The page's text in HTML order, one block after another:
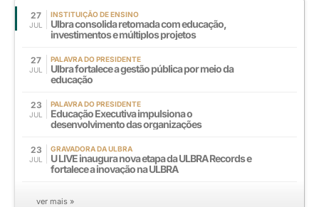
27
JUL
INSTITUIÇÃO DE ENSINO
Ulbra consolida retomada com educação,
investimentos e múltiplos projetos
27
JUL
PALAVRA DO PRESIDENTE
Ulbra fortalece a gestão pública por meio da
educação
23
JUL
PALAVRA DO PRESIDENTE
Educação Executiva impulsiona o
desenvolvimento das organizações
23
JUL
GRAVADORA DA ULBRA
U LIVE inaugura nova etapa da ULBRA Records e
fortalece a inovação na ULBRA
ver mais »